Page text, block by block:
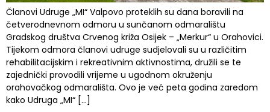
Članovi Udruge „MI“ Valpovo proteklih su dana boravili na
četverodnevnom odmoru u sunčanom odmaralištu
Gradskog društva Crvenog križa Osijek – „Merkur“ u Orahovici.
Tijekom odmora članovi udruge sudjelovali su u različitim
rehabilitacijskim i rekreativnim aktivnostima, družili se te
zajednički provodili vrijeme u ugodnom okruženju
orahovačkog odmarališta. Ovo je već peta godina zaredom
kako Udruga „MI“ […]